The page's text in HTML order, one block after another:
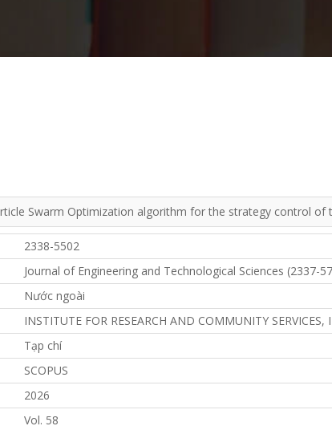
Swarm Optimization algorithm for the strategy control of
2338-5502
Journal of Engineering and Technological Sciences (2337-
Nước ngoài
INSTITUTE FOR RESEARCH AND COMMUNITY
Tạp chí
SCOPUS
2026
Vol. 58